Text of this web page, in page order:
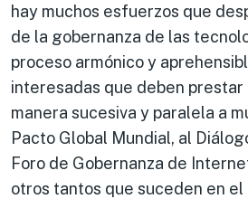
hay muchos esfuerzos que
de la gobernanza de las
proceso armónico y
interesadas que deben prestar
manera sucesiva y paralela a
Pacto Global Mundial, al
Foro de Gobernanza de
otros tantos que suceden en